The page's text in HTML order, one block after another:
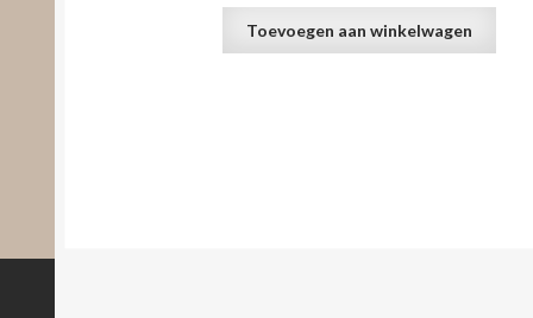
Toevoegen aan winkelwagen